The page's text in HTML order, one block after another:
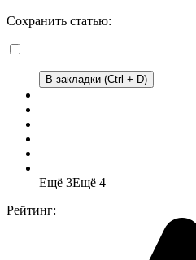
Сохранить статью:
В закладки (Ctrl + D)
Ещё 3Ещё 4
Рейтинг: